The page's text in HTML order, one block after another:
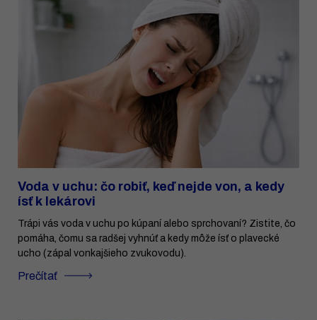
Voda v uchu: čo robiť, keď nejde von, a kedy
ísť k lekárovi
Trápi vás voda v uchu po kúpaní alebo sprchovaní? Zistite, čo
pomáha, čomu sa radšej vyhnúť a kedy môže ísť o plavecké
ucho (zápal vonkajšieho zvukovodu).
Prečítať